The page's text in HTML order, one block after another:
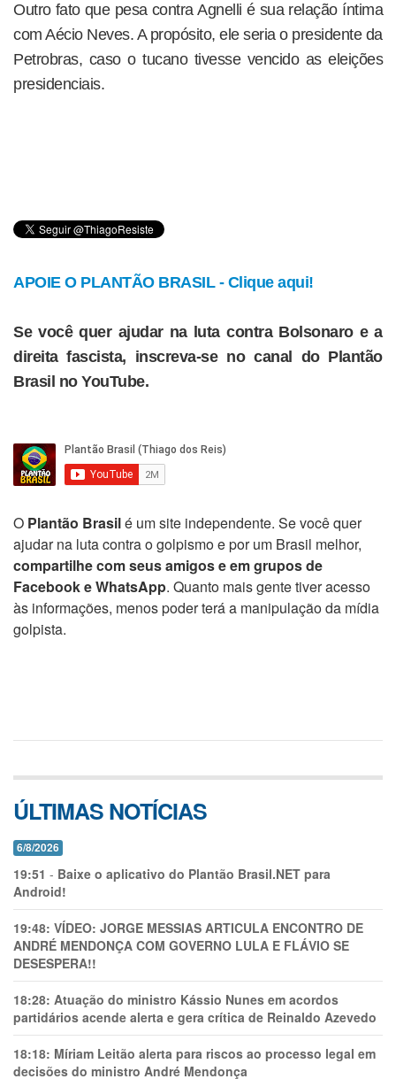
Outro fato que pesa contra Agnelli é sua relação íntima
com Aécio Neves. A propósito, ele seria o presidente da
Petrobras, caso o tucano tivesse vencido as eleições
presidenciais.
APOIE O PLANTÃO BRASIL - Clique aqui!
Se você quer ajudar na luta contra Bolsonaro e a
direita fascista, inscreva-se no canal do Plantão
Brasil no YouTube.
O Plantão Brasilé um site independente. Se você quer
ajudar na luta contra o golpismo e por um Brasil melhor,
compartilhe com seus amigos e em grupos de
Facebook e WhatsApp. Quanto mais gente tiver acesso
às informações, menos poder terá a manipulação da mídia
golpista.
ÚLTIMAS NOTÍCIAS
6/8/2026
19:51 - Baixe o aplicativo do Plantão Brasil.NET para
Android!
19:48: VÍDEO: JORGE MESSIAS ARTICULA ENCONTRO DE
ANDRÉ MENDONÇA COM GOVERNO LULA E FLÁVIO SE
DESESPERA!!
18:28: Atuação do ministro Kássio Nunes em acordos
partidários acende alerta e gera crítica de Reinaldo Azevedo
18:18: Míriam Leitão alerta para riscos ao processo legal em
decisões do ministro André Mendonça